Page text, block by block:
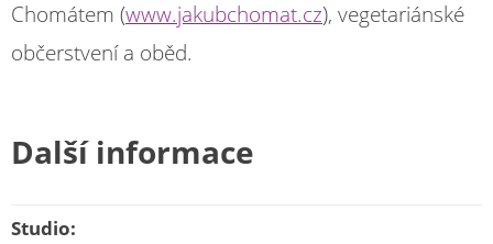
Chomátem (www.jakubchomat.cz), vegetariánské
občerstvení a oběd.
Další informace
Studio: